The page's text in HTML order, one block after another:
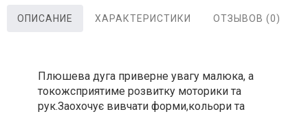
ОПИСАНИЕ ХАРАКТЕРИСТИКИ ОТЗЫВОВ (0)
Плюшева дуга приверне увагу малюка, а
токожсприятиме розвитку моторики та
рук.Заохочує вивчати форми,кольори та